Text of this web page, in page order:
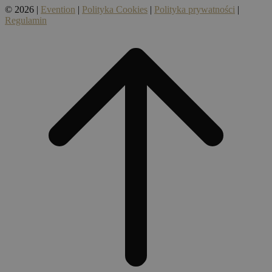
© 2026 | Evention | Polityka Cookies | Polityka prywatności |
Regulamin